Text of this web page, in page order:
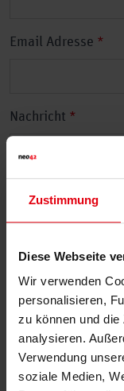
Zustimmung
Diese Webseite
Wir verwenden
personalisieren,
zu können und
analysieren.
Verwendung
soziale Medien,
Email Adresse *
Nachricht *
*
Ja, ich habe
die Erhebung
Angebot